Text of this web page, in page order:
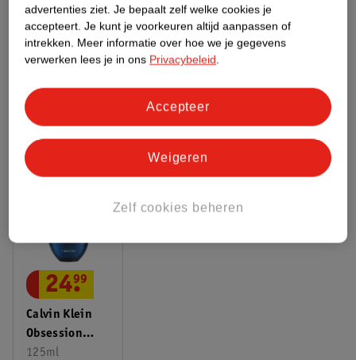
Bekijk ook
Calvin Klein Alle Herenparfum
Hoe controleren wij de reviews?
ANDEREN KOCHTEN OOK
Calvin Klein
Obsession
Night Men Eau
125ml
24.
99
advertenties ziet. Je bepaalt zelf welke cookies je
accepteert. Je kunt je voorkeuren altijd aanpassen of
intrekken. Meer informatie over hoe we je gegevens
verwerken lees je in ons Privacybeleid.
Zelf cookies beheren
Weigeren
Accepteer